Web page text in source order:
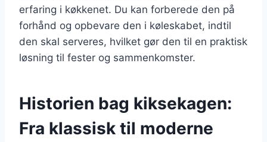
erfaring i køkkenet. Du kan forberede den på
forhånd og opbevare den i køleskabet, indtil
den skal serveres, hvilket gør den til en praktisk
løsning til fester og sammenkomster.
Historien bag kiksekagen:
Fra klassisk til moderne